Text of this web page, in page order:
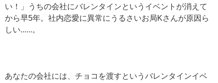
い！」うちの会社にバレンタインというイベントが消えて
から早5年。社内恋愛に異常にうるさいお局Kさんが原因ら
しい......。
あなたの会社には、チョコを渡すというバレンタインイベ